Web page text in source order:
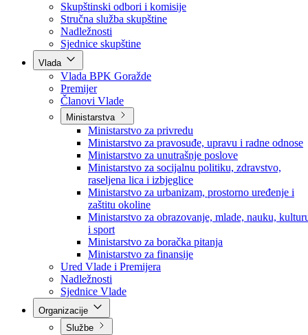
Poslanici po strankama
Poslanici po klubovima naroda
Kolegij skupštine
Skupštinski odbori i komisije
Stručna služba skupštine
Nadležnosti
Sjednice skupštine
Vlada
Vlada BPK Goražde
Premijer
Članovi Vlade
Ministarstva
Ministarstvo za privredu
Ministarstvo za pravosuđe, upravu i radne odnose
Ministarstvo za unutrašnje poslove
Ministarstvo za socijalnu politiku, zdravstvo,
raseljena lica i izbjeglice
Ministarstvo za urbanizam, prostorno uređenje i
zaštitu okoline
Ministarstvo za obrazovanje, mlade, nauku,
i sport
Ministarstvo za boračka pitanja
Ministarstvo za finansije
Ured Vlade i Premijera
Nadležnosti
Sjednice Vlade